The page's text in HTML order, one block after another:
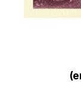
(